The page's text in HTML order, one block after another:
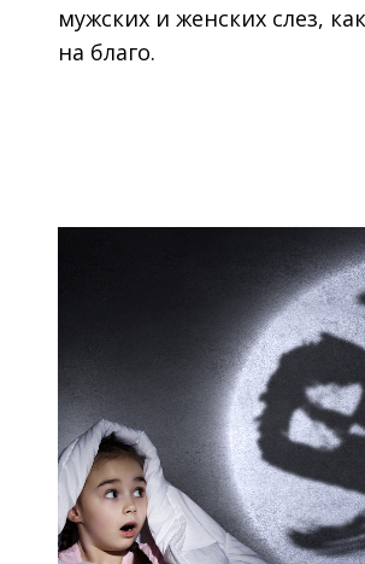
мужских и женских слез,
на благо.